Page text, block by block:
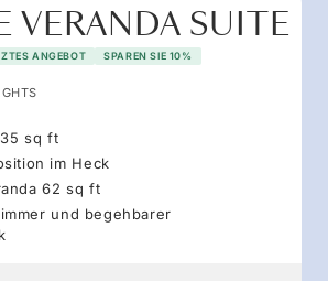
VERANDA SUITE
ANGEBOT SPAREN SIE 10%
sq ft
im Heck
62 sq ft
und begehbarer